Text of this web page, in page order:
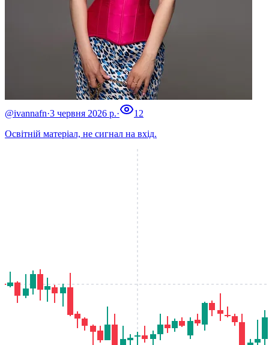
@ivannafn·3 червня 2026 р.·
12
Освітній матеріал, не сигнал на вхід.